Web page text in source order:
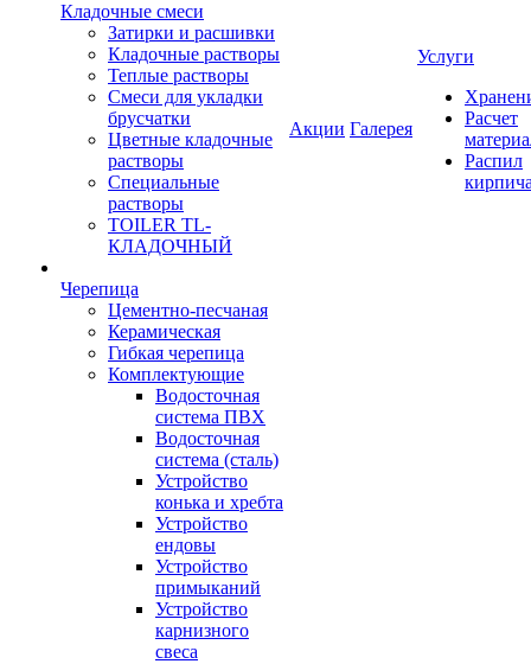
Кладочные смеси
Затирки и расшивки
Кладочные растворы
Теплые растворы
Смеси для укладки
брусчатки
Цветные кладочные
растворы
Специальные
растворы
TOILER TL-
КЛАДОЧНЫЙ
Черепица
Цементно-песчаная
Керамическая
Гибкая черепица
Комплектующие
Водосточная
система ПВХ
Водосточная
система (сталь)
Устройство
конька и хребта
Устройство
ендовы
Устройство
примыканий
Устройство
карнизного
свеса
Акции Галерея
Услуги
Расчет
Распил